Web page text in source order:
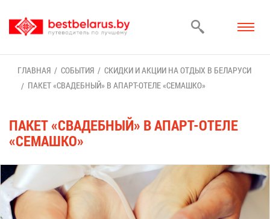
ГЛАВ­НАЯ СО­БЫ­ТИЯ
СКИД­КИ И АК­ЦИИ НА ОТ­ДЫХ В БЕ­ЛА­РУ­СИ
ПА­КЕТ «СВА­ДЕБ­НЫЙ» В АПАРТ-ОТЕ­ЛЕ «СЕ­МАШ­КО»
ПА­КЕТ «СВА­ДЕБ­НЫЙ» В АПАРТ-ОТЕ­ЛЕ
«СЕ­МАШ­КО»